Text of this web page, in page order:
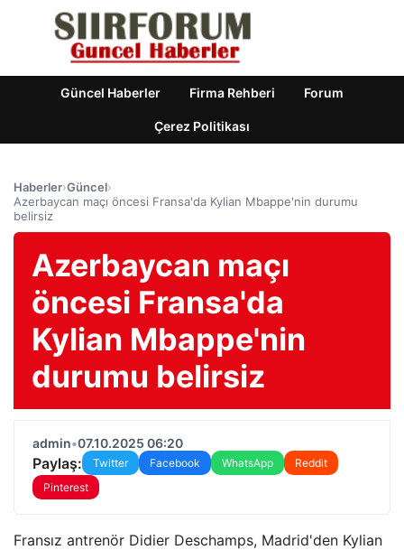
Güncel Haberler Firma Rehberi Forum
Çerez Politikası
Haberler›Güncel›
Azerbaycan maçı öncesi Fransa'da Kylian Mbappe'nin durumu
belirsiz
Azerbaycan maçı
öncesi Fransa'da
Kylian Mbappe'nin
durumu belirsiz
admin•07.10.2025 06:20
Paylaş: Twitter Facebook WhatsApp
Reddit
Pinterest
Fransız antrenör Didier Deschamps, Madrid'den Kylian